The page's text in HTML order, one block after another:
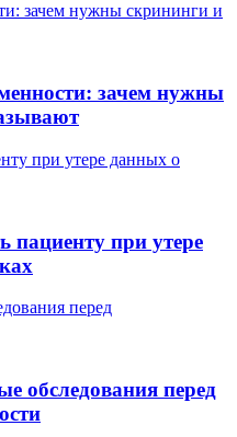
зачем нужны скрининги и
зачем нужны
при утере данных о
пациенту при утере
перед
обследования перед